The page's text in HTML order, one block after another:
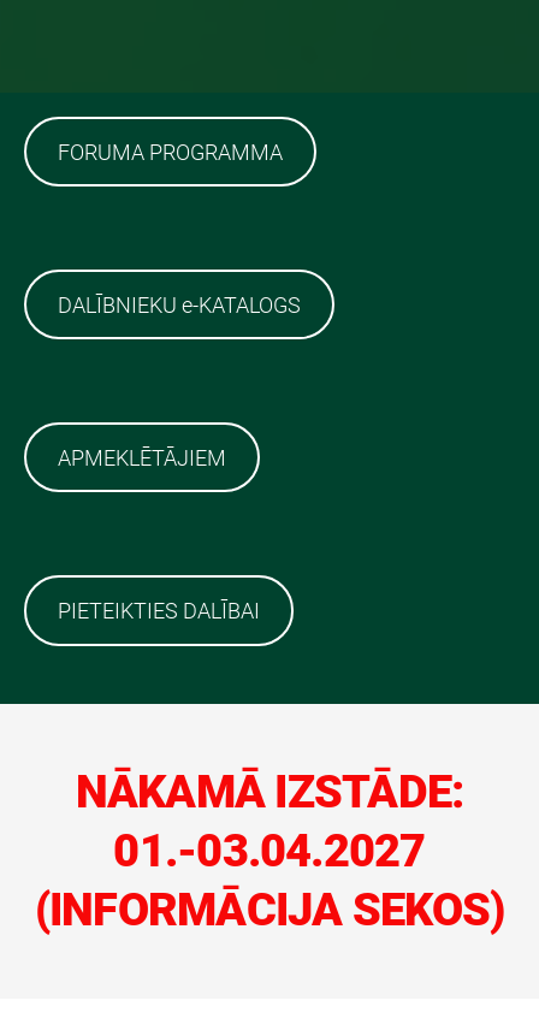
FORUMA PROGRAMMA
DALĪBNIEKU e-KATALOGS
APMEKLĒTĀJIEM
PIETEIKTIES DALĪBAI
NĀKAMĀ IZSTĀDE:
01.-03.04.2027
(INFORMĀCIJA SEKOS)